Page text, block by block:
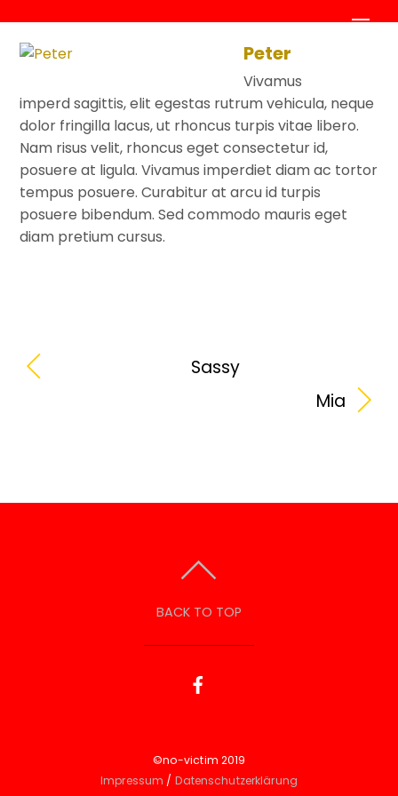
contentPeter
Vivamus
imperd sagittis, elit egestas rutrum vehicula, neque
dolor fringilla lacus, ut rhoncus turpis vitae libero.
Nam risus velit, rhoncus eget consectetur id,
posuere at ligula. Vivamus imperdiet diam ac tortor
tempus posuere. Curabitur at arcu id turpis
posuere bibendum. Sed commodo mauris eget
diam pretium cursus.
Sassy
Mia
BACK TO TOP
©no-victim 2019
Impressum / Datenschutzerklärung